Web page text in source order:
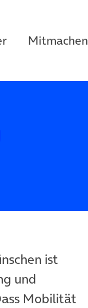
Mitmachen
ist
und
Mobilität